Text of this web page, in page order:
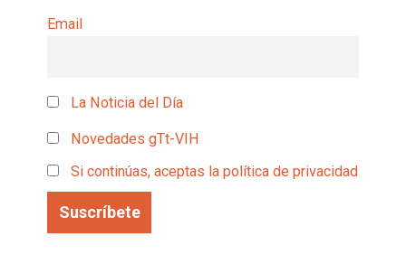
Email
La Noticia del Día
Novedades gTt-VIH
Si continúas, aceptas la política de privacidad